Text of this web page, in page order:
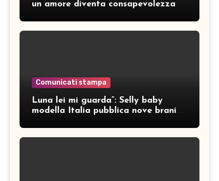
un amore diventa consapevolezza
Comunicati stampa
Luna lei mi guarda”: Selly baby
modella Italia pubblica nove brani